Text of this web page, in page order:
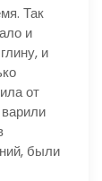
Так
и
и
от
были